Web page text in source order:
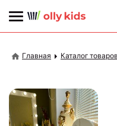
Главная Каталог товаров